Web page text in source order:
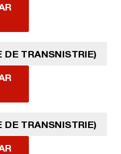
DE TRANSNISTRIE)
DE TRANSNISTRIE)